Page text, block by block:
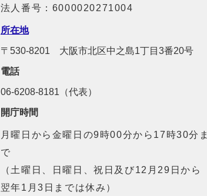
法人番号：6000020271004
所在地
〒530-8201 大阪市北区中之島1丁目3番20号
電話
06-6208-8181（代表）
開庁時間
月曜日から金曜日の9時00分から17時30分ま
で
（土曜日、日曜日、祝日及び12月29日から
翌年1月3日までは休み）